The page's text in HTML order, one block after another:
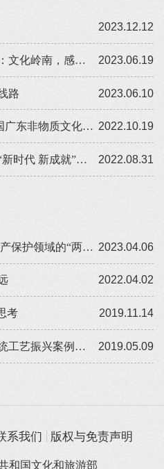
2023.12.12
2023.06.19
《非遗里的中国》走进广东：文化岭南，感受非遗潮
2023.06.10
路
2022.10.19
“匠心南粤 美美与共——中国广东非物质文化遗产交流展”在东京开幕
2022.08.31
非遗博览会丨小编探馆——“新时代 新成就”党的十八大以来全国非遗保护成果展
2023.04.06
林继富 王祺：非物质文化遗产保护领域的“两创”实践研究
2022.04.02
2019.11.14
考
2019.05.09
书讯：《工艺当随时代：传统工艺振兴案例研究》
系我们 版权与免责声明
和国文化和旅游部